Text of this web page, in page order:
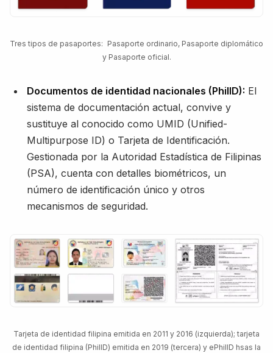
Tres tipos de pasaportes: Pasaporte ordinario, Pasaporte diplomático
y Pasaporte oficial.
Documentos de identidad nacionales (PhilID): El
sistema de documentación actual, convive y
sustituye al conocido como UMID (Unified-
Multipurpose ID) o Tarjeta de Identificación.
Gestionada por la Autoridad Estadística de Filipinas
(PSA), cuenta con detalles biométricos, un
número de identificación único y otros
mecanismos de seguridad.
Tarjeta de identidad filipina emitida en 2011 y 2016 (izquierda); tarjeta
de identidad filipina (PhilID) emitida en 2019 (tercera) y ePhilID hsas la